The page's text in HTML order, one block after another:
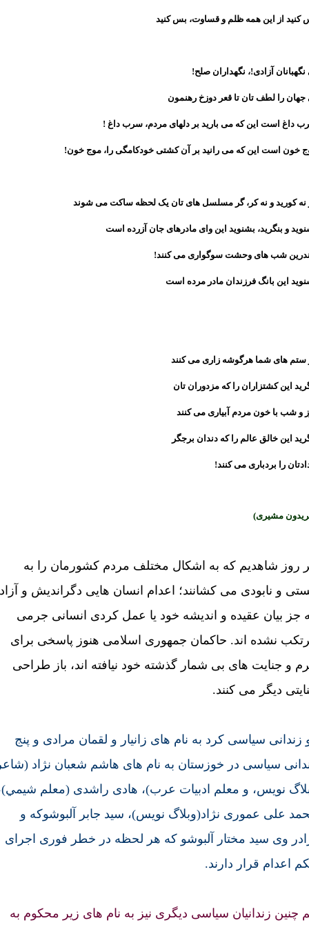
کنيد از اين همه ظلم و قساوت، بس کنيد
نگهبانان آزادی!، نگهداران صلح!
جهان را لطف تان تا قعر دوزخ رهنمون
داغ است اين که می باريد بر دلهای مردم، سرب داغ !
خون است اين که می رانيد بر آن کشتی خودکامگی را، موج خون!
نه کوريد و نه کر، گر مسلسل های تان يک لحظه ساکت می شوند
و بنگريد، بشنويد اين وای مادرهای جان آزرده است
شب های وحشت سوگواری می کنند!
اين بانگ فرزندان مادر مرده است
ستم های شما هرگوشه زاری می کنند
اين کشتزاران را که مزدوران تان
و شب با خون مردم آبياری می کنند
اين خالق عالم را که دندان برجگر
را بردباری می کنند!
مشيری)
روز شاهديم که به اشکال مختلف مردم کشورمان را به
و نابودی می کشانند؛ اعدام انسان هايی دگرانديش و
جز بيان عقيده و انديشه خود يا عمل کردی انسانی جرمی
نشده اند. حاکمان جمهوری اسلامی هنوز پاسخی برای
و جنايت های بی شمار گذشته خود نيافته اند، باز طراحی
ديگر می کنند.
زندانی سياسی کرد به نام های زانيار و لقمان مرادی و پنج
سياسی در خوزستان به نام های هاشم شعبان نژاد
نويس، و معلم ادبيات عرب)، هادی راشدی (معلم
علی عموری نژاد(وبلاگ نويس)، سيد جابر آلبوشوکه و
وی سيد مختار آلبوشو که هر لحظه در خطر فوری اجرای
اعدام قرار دارند.
چنين زندانيان سياسی ديگری نيز به نام های زير محکوم به